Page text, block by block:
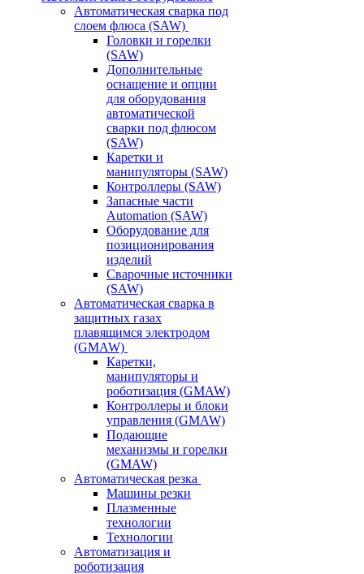
Автоматическая сварка под
слоем флюса (SAW)
Головки и горелки
(SAW)
Дополнительные
оснащение и опции
для оборудования
автоматической
сварки под флюсом
(SAW)
Каретки и
манипуляторы (SAW)
Контроллеры (SAW)
Запасные части
Automation (SAW)
Оборудование для
позиционирования
изделий
Сварочные источники
(SAW)
Автоматическая сварка в
защитных газах
плавящимся электродом
(GMAW)
Каретки,
манипуляторы и
роботизация (GMAW)
Контроллеры и блоки
управления (GMAW)
Подающие
механизмы и горелки
(GMAW)
Автоматическая резка
Машины резки
Плазменные
технологии
Технологии
Автоматизация и
роботизация